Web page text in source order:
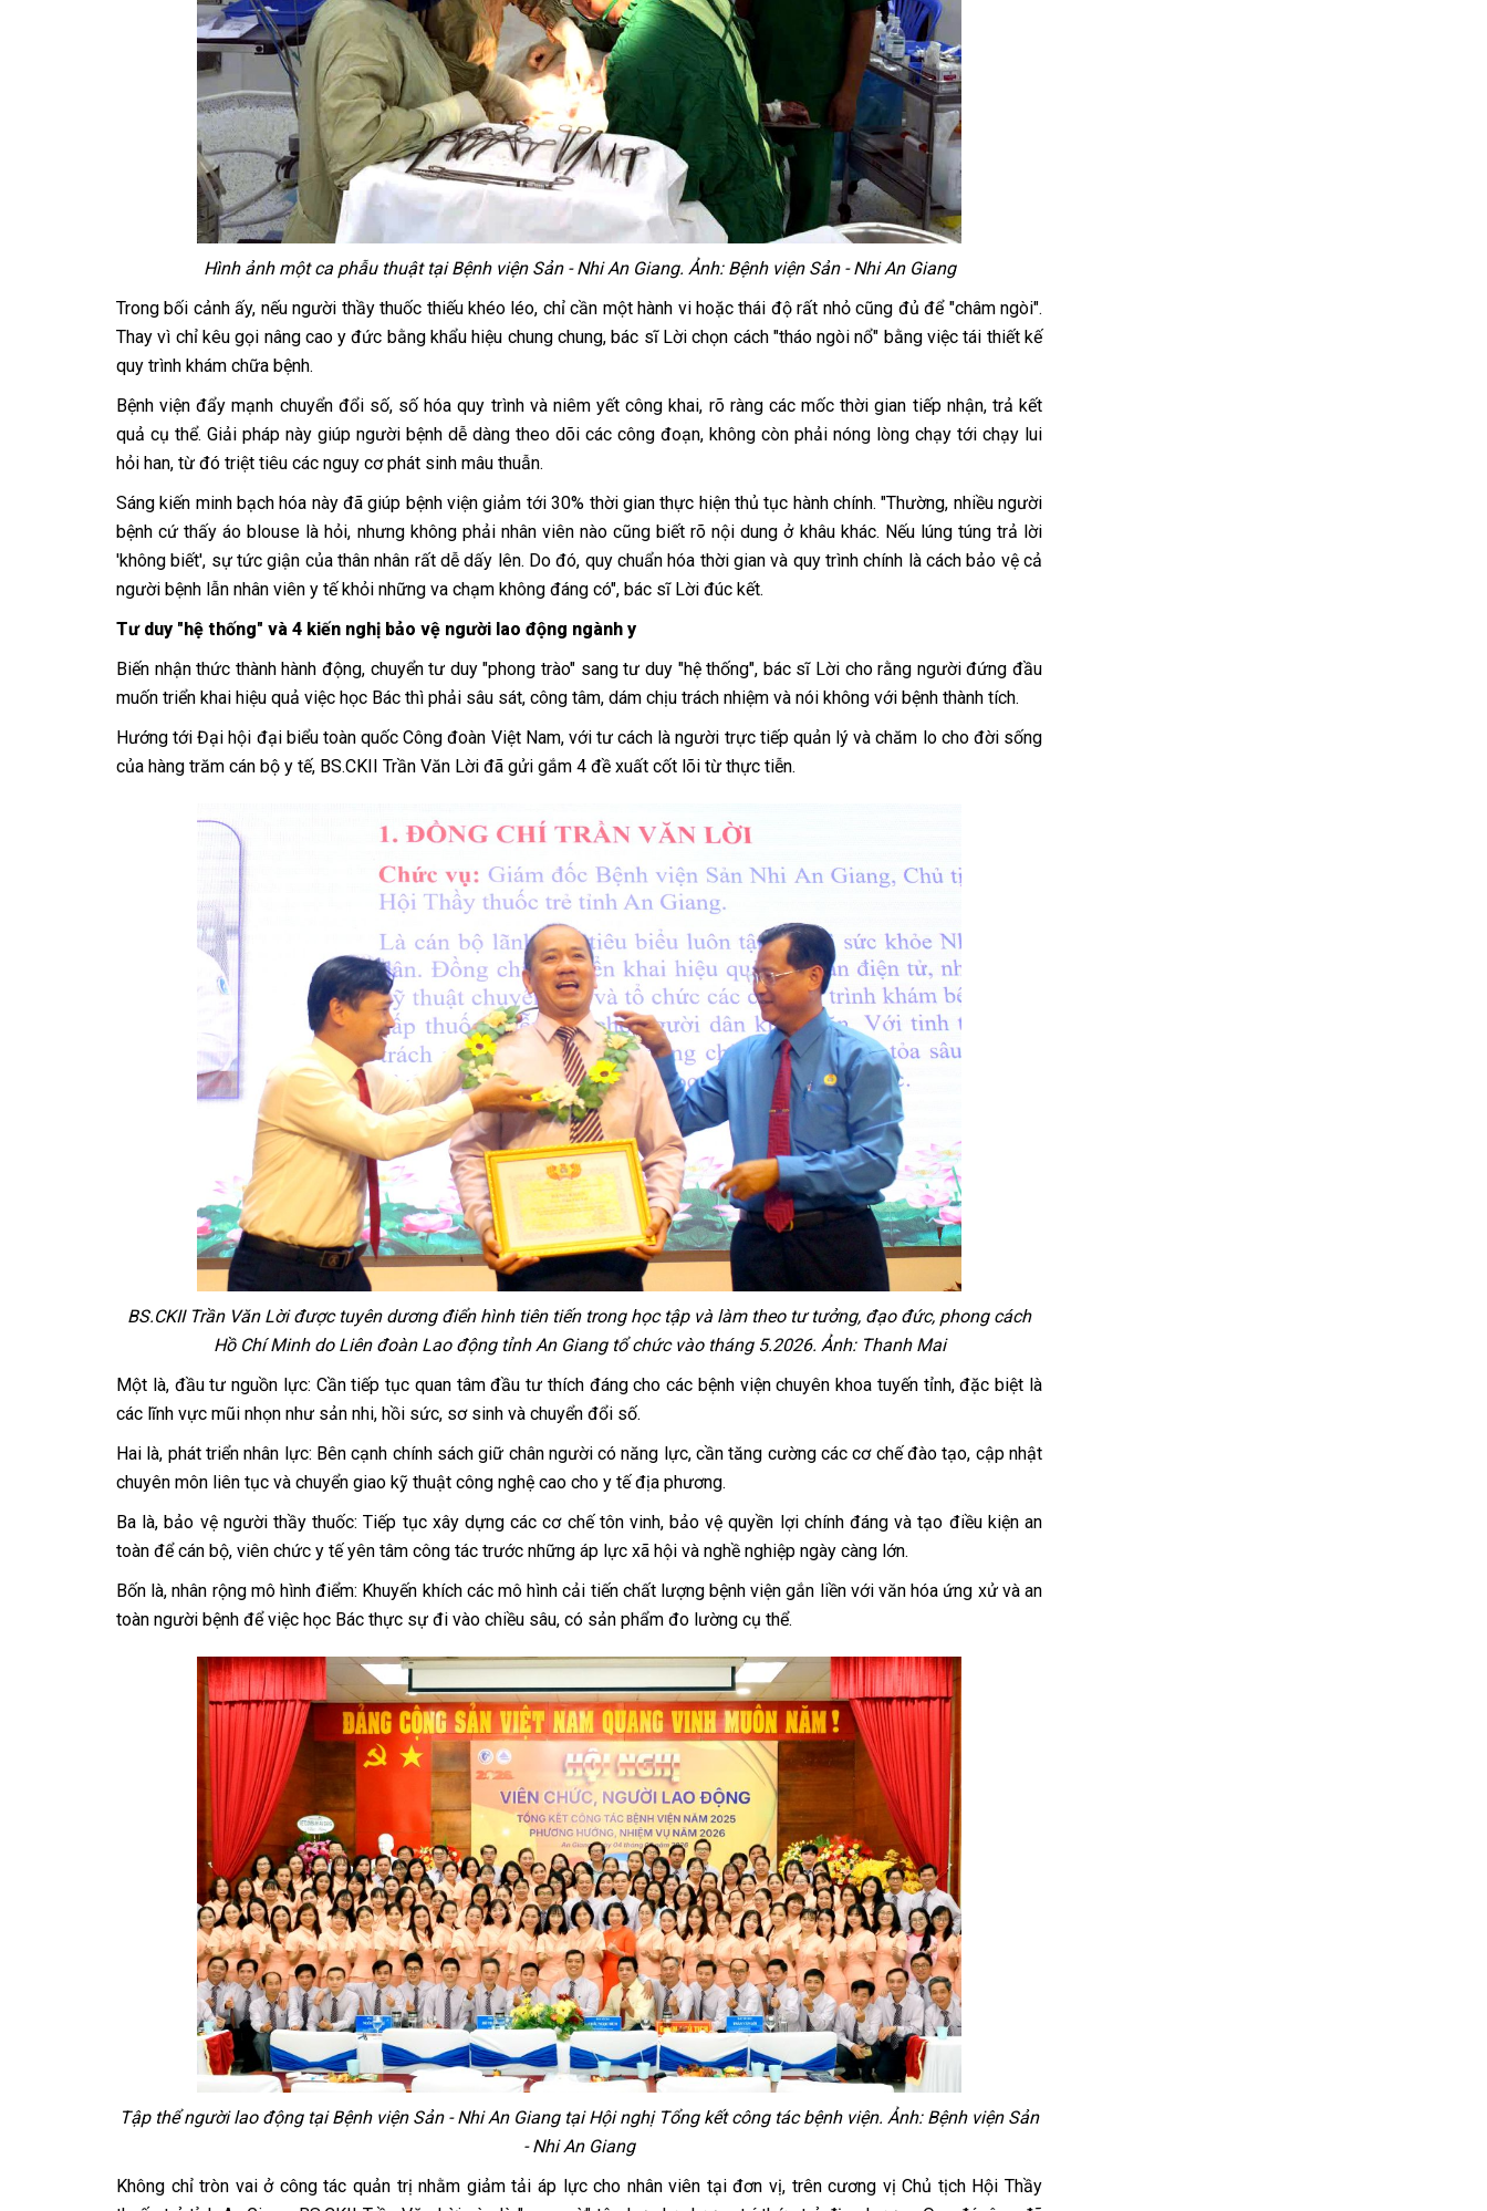
Hình ảnh một ca phẫu thuật tại Bệnh viện Sản - Nhi An Giang. Ảnh: Bệnh viện Sản - Nhi An Giang
Trong bối cảnh ấy, nếu người thầy thuốc thiếu khéo léo, chỉ cần một hành vi hoặc thái độ rất nhỏ cũng đủ để "châm ngòi".
Thay vì chỉ kêu gọi nâng cao y đức bằng khẩu hiệu chung chung, bác sĩ Lời chọn cách "tháo ngòi nổ" bằng việc tái thiết kế
quy trình khám chữa bệnh.
Bệnh viện đẩy mạnh chuyển đổi số, số hóa quy trình và niêm yết công khai, rõ ràng các mốc thời gian tiếp nhận, trả kết
quả cụ thể. Giải pháp này giúp người bệnh dễ dàng theo dõi các công đoạn, không còn phải nóng lòng chạy tới chạy lui
hỏi han, từ đó triệt tiêu các nguy cơ phát sinh mâu thuẫn.
Sáng kiến minh bạch hóa này đã giúp bệnh viện giảm tới 30% thời gian thực hiện thủ tục hành chính. "Thường, nhiều người
bệnh cứ thấy áo blouse là hỏi, nhưng không phải nhân viên nào cũng biết rõ nội dung ở khâu khác. Nếu lúng túng trả lời
'không biết', sự tức giận của thân nhân rất dễ dấy lên. Do đó, quy chuẩn hóa thời gian và quy trình chính là cách bảo vệ cả
người bệnh lẫn nhân viên y tế khỏi những va chạm không đáng có", bác sĩ Lời đúc kết.
Tư duy "hệ thống" và 4 kiến nghị bảo vệ người lao động ngành y
Biến nhận thức thành hành động, chuyển tư duy "phong trào" sang tư duy "hệ thống", bác sĩ Lời cho rằng người đứng đầu
muốn triển khai hiệu quả việc học Bác thì phải sâu sát, công tâm, dám chịu trách nhiệm và nói không với bệnh thành tích.
Hướng tới Đại hội đại biểu toàn quốc Công đoàn Việt Nam, với tư cách là người trực tiếp quản lý và chăm lo cho đời sống
của hàng trăm cán bộ y tế, BS.CKII Trần Văn Lời đã gửi gắm 4 đề xuất cốt lõi từ thực tiễn.
BS.CKII Trần Văn Lời được tuyên dương điển hình tiên tiến trong học tập và làm theo tư tưởng, đạo đức, phong cách
Hồ Chí Minh do Liên đoàn Lao động tỉnh An Giang tổ chức vào tháng 5.2026. Ảnh: Thanh Mai
Một là, đầu tư nguồn lực: Cần tiếp tục quan tâm đầu tư thích đáng cho các bệnh viện chuyên khoa tuyến tỉnh, đặc biệt là
các lĩnh vực mũi nhọn như sản nhi, hồi sức, sơ sinh và chuyển đổi số.
Hai là, phát triển nhân lực: Bên cạnh chính sách giữ chân người có năng lực, cần tăng cường các cơ chế đào tạo, cập nhật
chuyên môn liên tục và chuyển giao kỹ thuật công nghệ cao cho y tế địa phương.
Ba là, bảo vệ người thầy thuốc: Tiếp tục xây dựng các cơ chế tôn vinh, bảo vệ quyền lợi chính đáng và tạo điều kiện an
toàn để cán bộ, viên chức y tế yên tâm công tác trước những áp lực xã hội và nghề nghiệp ngày càng lớn.
Bốn là, nhân rộng mô hình điểm: Khuyến khích các mô hình cải tiến chất lượng bệnh viện gắn liền với văn hóa ứng xử và an
toàn người bệnh để việc học Bác thực sự đi vào chiều sâu, có sản phẩm đo lường cụ thể.
Tập thể người lao động tại Bệnh viện Sản - Nhi An Giang tại Hội nghị Tổng kết công tác bệnh viện. Ảnh: Bệnh viện Sản
- Nhi An Giang
Không chỉ tròn vai ở công tác quản trị nhằm giảm tải áp lực cho nhân viên tại đơn vị, trên cương vị Chủ tịch Hội Thầy